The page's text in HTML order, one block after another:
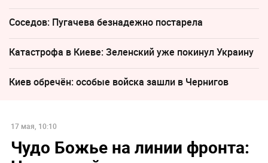
Соседов: Пугачева безнадежно постарела
Катастрофа в Киеве: Зеленский уже покинул Украину
Киев обречён: особые войска зашли в Чернигов
17 мая, 10:10
Чудо Божье на линии фронта: